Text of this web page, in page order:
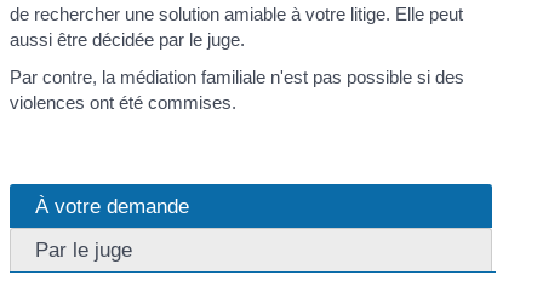
de rechercher une solution amiable à votre litige. Elle peut
aussi être décidée par le juge.
Par contre, la médiation familiale n'est pas possible si des
violences ont été commises.
À votre demande
Par le juge